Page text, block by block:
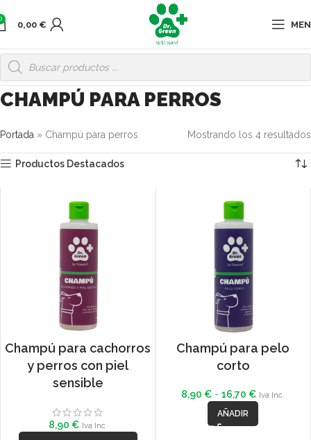
0,00 €
CHAMPÚ PARA PERROS
Portada » Champú para perros Mostrando los 4 resultados
Productos Destacados
Champú para cachorros
y perros con piel
sensible
8,90 € Iva Inc.
Champú para pelo
corto
8,90 € - 16,70 € Iva Inc.
AÑADIR